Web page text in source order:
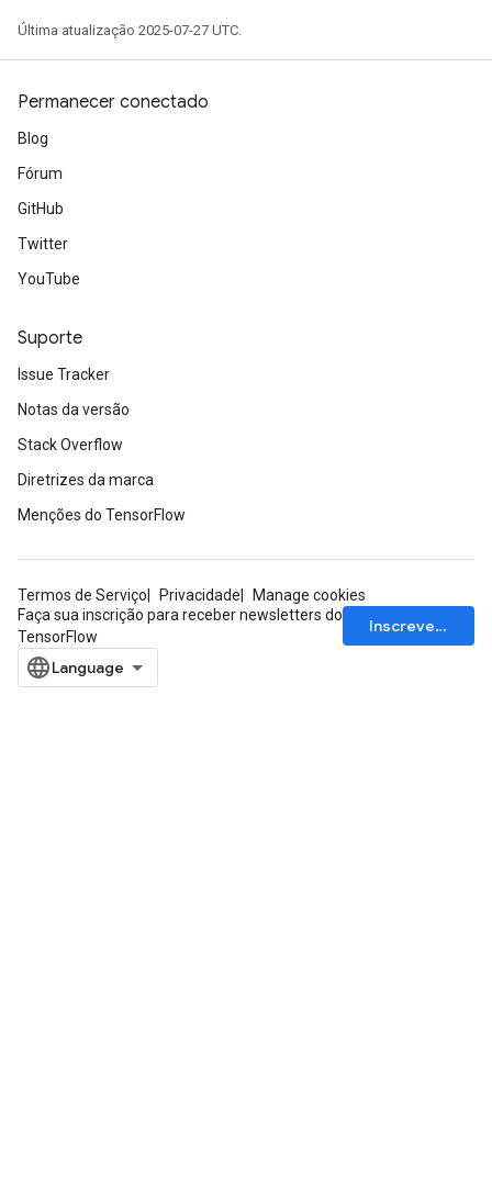
Última atualização 2025-07-27 UTC.
Permanecer conectado
Blog
Fórum
GitHub
Twitter
YouTube
Suporte
Issue Tracker
Notas da versão
Stack Overflow
Diretrizes da marca
Menções do TensorFlow
Termos de Serviço Privacidade
Manage cookies
Faça sua inscrição para receber newsletters do
TensorFlow
Inscrever-se